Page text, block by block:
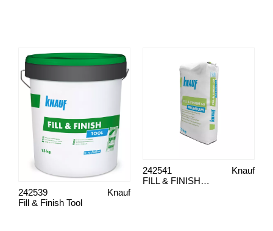
Fill & Finish Tool
Knauf
242539
FILL & FINISH PREMIUM 60
Knauf
242541